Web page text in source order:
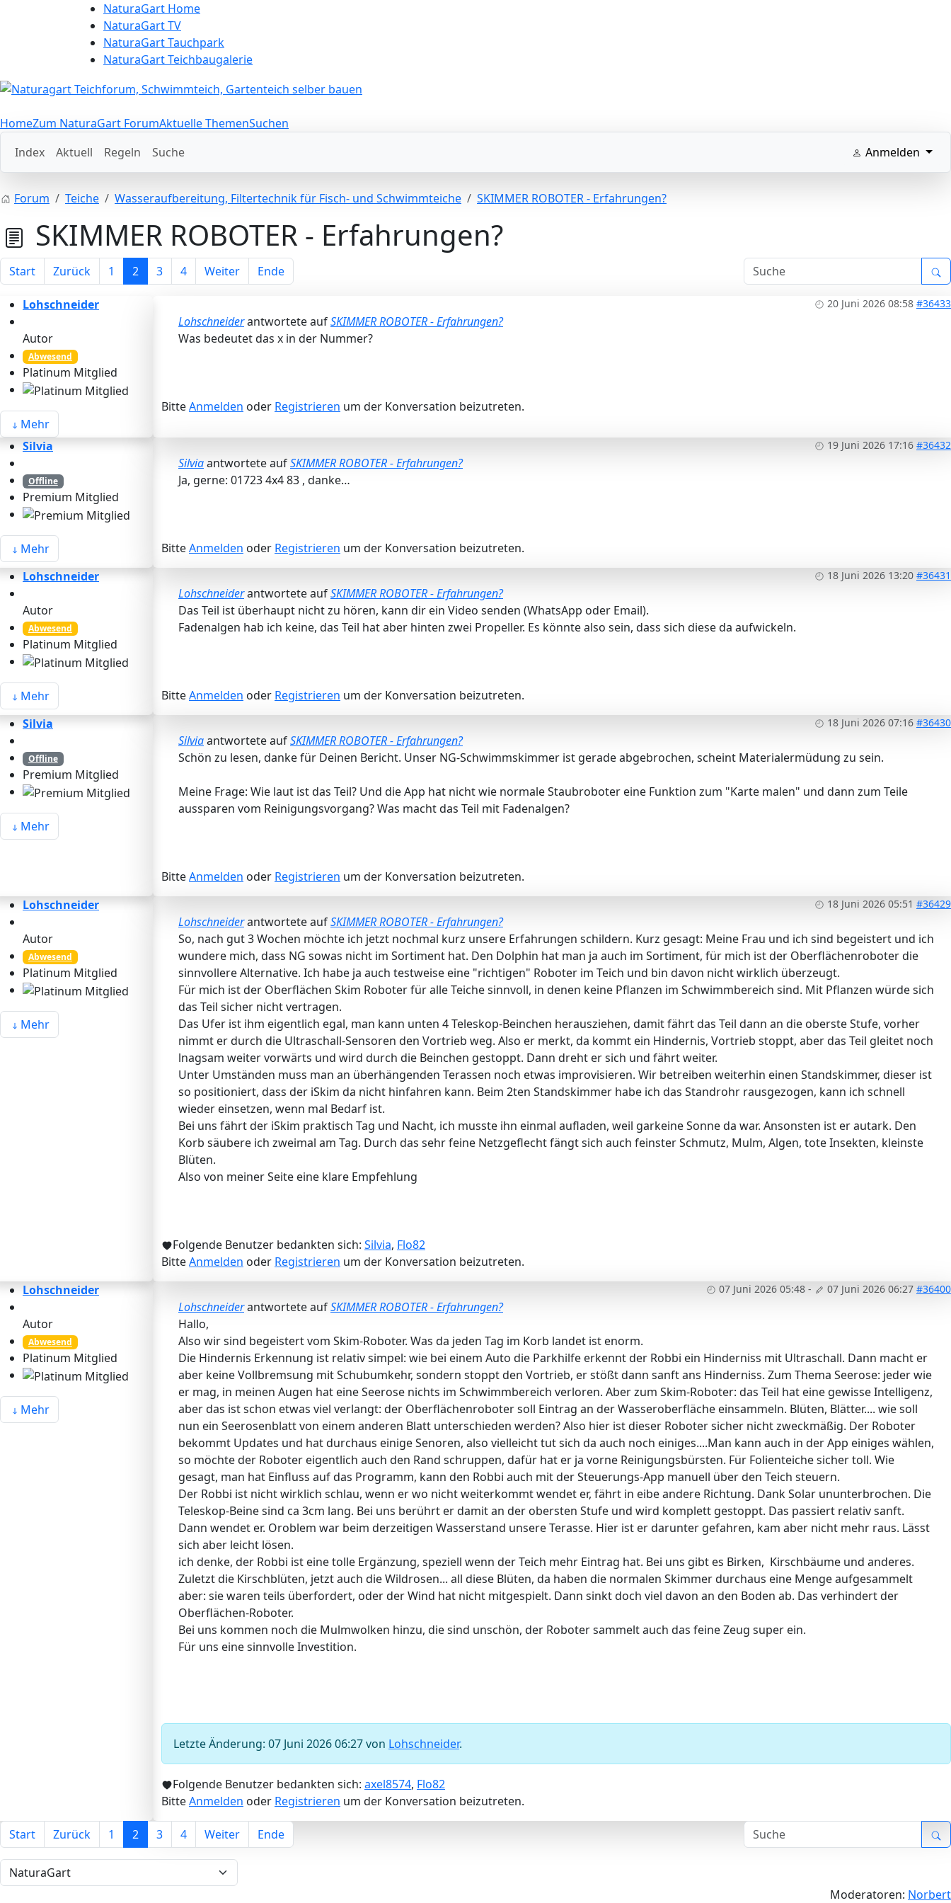
NaturaGart Home
NaturaGart TV
NaturaGart Tauchpark
NaturaGart Teichbaugalerie
HomeZum NaturaGart ForumAktuelle ThemenSuchen
Index
Aktuell Regeln Suche Anmelden
Forum Teiche Wasseraufbereitung, Filtertechnik für Fisch- und Schwimmteiche SKIMMER ROBOTER - Erfahrungen?
SKIMMER ROBOTER - Erfahrungen?
Start Zurück 1 2 3 4 Weiter Ende
Lohschneider
Autor
Abwesend
Platinum Mitglied
Mehr
20 Juni 2026 08:58 #36433
Lohschneiderantwortete aufSKIMMER ROBOTER - Erfahrungen?
Was bedeutet das x in der Nummer?
BitteAnmelden oder Registrieren um der Konversation beizutreten.
Silvia
Offline
Premium Mitglied
Mehr
19 Juni 2026 17:16 #36432
Silviaantwortete aufSKIMMER ROBOTER - Erfahrungen?
Ja, gerne: 01723 4x4 83 , danke…
BitteAnmelden oder Registrieren um der Konversation beizutreten.
Lohschneider
Autor
Abwesend
Platinum Mitglied
Mehr
18 Juni 2026 13:20 #36431
Lohschneiderantwortete aufSKIMMER ROBOTER - Erfahrungen?
Das Teil ist überhaupt nicht zu hören, kann dir ein Video senden (WhatsApp oder Email).
Fadenalgen hab ich keine, das Teil hat aber hinten zwei Propeller. Es könnte also sein, dass sich diese da aufwickeln.
BitteAnmelden oder Registrieren um der Konversation beizutreten.
Silvia
Offline
Premium Mitglied
Mehr
18 Juni 2026 07:16 #36430
Silviaantwortete aufSKIMMER ROBOTER - Erfahrungen?
Schön zu lesen, danke für Deinen Bericht. Unser NG-Schwimmskimmer ist gerade abgebrochen, scheint Materialermüdung zu sein.
Meine Frage: Wie laut ist das Teil? Und die App hat nicht wie normale Staubroboter eine Funktion zum "Karte malen" und dann zum Teile
aussparen vom Reinigungsvorgang? Was macht das Teil mit Fadenalgen?
BitteAnmelden oder Registrieren um der Konversation beizutreten.
Lohschneider
Autor
Abwesend
Platinum Mitglied
Mehr
18 Juni 2026 05:51 #36429
Lohschneiderantwortete aufSKIMMER ROBOTER - Erfahrungen?
So, nach gut 3 Wochen möchte ich jetzt nochmal kurz unsere Erfahrungen schildern. Kurz gesagt: Meine Frau und ich sind begeistert und ich
wundere mich, dass NG sowas nicht im Sortiment hat. Den Dolphin hat man ja auch im Sortiment, für mich ist der Oberflächenroboter die
sinnvollere Alternative. Ich habe ja auch testweise eine "richtigen" Roboter im Teich und bin davon nicht wirklich überzeugt.
Für mich ist der Oberflächen Skim Roboter für alle Teiche sinnvoll, in denen keine Pflanzen im Schwimmbereich sind. Mit Pflanzen würde sich
das Teil sicher nicht vertragen.
Das Ufer ist ihm eigentlich egal, man kann unten 4 Teleskop-Beinchen herausziehen, damit fährt das Teil dann an die oberste Stufe, vorher
nimmt er durch die Ultraschall-Sensoren den Vortrieb weg. Also er merkt, da kommt ein Hindernis, Vortrieb stoppt, aber das Teil gleitet noch
lnagsam weiter vorwärts und wird durch die Beinchen gestoppt. Dann dreht er sich und fährt weiter.
Unter Umständen muss man an überhängenden Terassen noch etwas improvisieren. Wir betreiben weiterhin einen Standskimmer, dieser ist
so positioniert, dass der iSkim da nicht hinfahren kann. Beim 2ten Standskimmer habe ich das Standrohr rausgezogen, kann ich schnell
wieder einsetzen, wenn mal Bedarf ist.
Bei uns fährt der iSkim praktisch Tag und Nacht, ich musste ihn einmal aufladen, weil garkeine Sonne da war. Ansonsten ist er autark. Den
Korb säubere ich zweimal am Tag. Durch das sehr feine Netzgeflecht fängt sich auch feinster Schmutz, Mulm, Algen, tote Insekten, kleinste
Blüten.
Also von meiner Seite eine klare Empfehlung
Folgende Benutzer bedankten sich: Silvia, Flo82
BitteAnmelden oder Registrieren um der Konversation beizutreten.
Lohschneider
Autor
Abwesend
Platinum Mitglied
Mehr
07 Juni 2026 05:48 - 07 Juni 2026 06:27 #36400
Lohschneiderantwortete aufSKIMMER ROBOTER - Erfahrungen?
Hallo,
Also wir sind begeistert vom Skim-Roboter. Was da jeden Tag im Korb landet ist enorm.
Die Hindernis Erkennung ist relativ simpel: wie bei einem Auto die Parkhilfe erkennt der Robbi ein Hinderniss mit Ultraschall. Dann macht er
aber keine Vollbremsung mit Schubumkehr, sondern stoppt den Vortrieb, er stößt dann sanft ans Hinderniss. Zum Thema Seerose: jeder wie
er mag, in meinen Augen hat eine Seerose nichts im Schwimmbereich verloren. Aber zum Skim-Roboter: das Teil hat eine gewisse Intelligenz,
aber das ist schon etwas viel verlangt: der Oberflächenroboter soll Eintrag an der Wasseroberfläche einsammeln. Blüten, Blätter.... wie soll
nun ein Seerosenblatt von einem anderen Blatt unterschieden werden? Also hier ist dieser Roboter sicher nicht zweckmäßig. Der Roboter
bekommt Updates und hat durchaus einige Senoren, also vielleicht tut sich da auch noch einiges....Man kann auch in der App einiges wählen,
so möchte der Roboter eigentlich auch den Rand schruppen, dafür hat er ja vorne Reinigungsbürsten. Für Folienteiche sicher toll. Wie
gesagt, man hat Einfluss auf das Programm, kann den Robbi auch mit der Steuerungs-App manuell über den Teich steuern.
Der Robbi ist nicht wirklich schlau, wenn er wo nicht weiterkommt wendet er, fährt in eibe andere Richtung. Dank Solar ununterbrochen. Die
Teleskop-Beine sind ca 3cm lang. Bei uns berührt er damit an der obersten Stufe und wird komplett gestoppt. Das passiert relativ sanft.
Dann wendet er. Oroblem war beim derzeitigen Wasserstand unsere Terasse. Hier ist er darunter gefahren, kam aber nicht mehr raus. Lässt
sich aber leicht lösen.
ich denke, der Robbi ist eine tolle Ergänzung, speziell wenn der Teich mehr Eintrag hat. Bei uns gibt es Birken, Kirschbäume und anderes.
Zuletzt die Kirschblüten, jetzt auch die Wildrosen... all diese Blüten, da haben die normalen Skimmer durchaus eine Menge aufgesammelt
aber: sie waren teils überfordert, oder der Wind hat nicht mitgespielt. Dann sinkt doch viel davon an den Boden ab. Das verhindert der
Oberflächen-Roboter.
Bei uns kommen noch die Mulmwolken hinzu, die sind unschön, der Roboter sammelt auch das feine Zeug super ein.
Für uns eine sinnvolle Investition.
Letzte Änderung: 07 Juni 2026 06:27 von Lohschneider.
Folgende Benutzer bedankten sich: axel8574, Flo82
BitteAnmelden oder Registrieren um der Konversation beizutreten.
Start Zurück 1 2 3 4 Weiter Ende
Moderatoren: Norbert